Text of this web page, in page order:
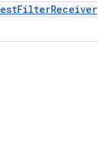
FilterReceiver